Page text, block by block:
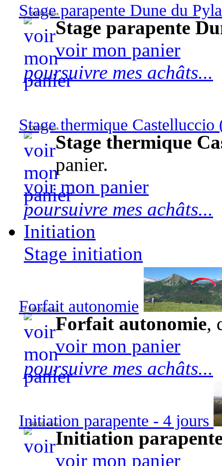
Stage parapente Dune du
90,00 euros
Stage parapente
voir mon panier
poursuivre mes achâts...
Stage thermique Castelluccio
570,00 euros
Stage thermique
panier.
voir mon panier
poursuivre mes achâts...
Initiation
Stage initiation
Forfait autonomie
1 340,00 euros
Forfait autonomie,
voir mon panier
poursuivre mes achâts...
Initiation parapente - 4 jours
540,00 euros
Initiation
voir mon panier